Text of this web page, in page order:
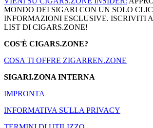
MONDO DEI SIGARI CON UN SOLO
INFORMAZIONI ESCLUSIVE. ISCRIVITI
LIST DI CIGARS.ZONE!
COS'È CIGARS.ZONE?
COSA TI OFFRE ZIGARREN.ZONE
SIGARI.ZONA INTERNA
IMPRONTA
INFORMATIVA SULLA PRIVACY